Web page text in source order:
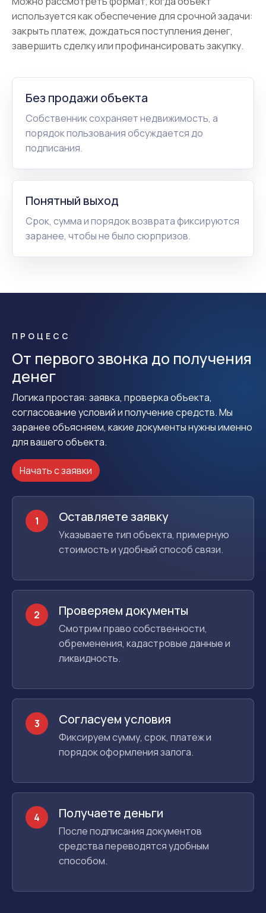
используется как обеспечение для срочной задачи:
закрыть платеж, дождаться поступления денег,
завершить сделку или профинансировать закупку.
Без продажи объекта
Собственник сохраняет недвижимость, а
порядок пользования обсуждается до
подписания.
Понятный выход
Срок, сумма и порядок возврата фиксируются
заранее, чтобы не было сюрпризов.
ПРОЦЕСС
От первого звонка до получения
денег
Логика простая: заявка, проверка объекта,
согласование условий и получение средств. Мы
заранее объясняем, какие документы нужны именно
для вашего объекта.
Начать с заявки
1 Оставляете заявку
Указываете тип объекта, примерную
стоимость и удобный способ связи.
2 Проверяем документы
Смотрим право собственности,
обременения, кадастровые данные и
ликвидность.
3 Согласуем условия
Фиксируем сумму, срок, платеж и
порядок оформления залога.
4 Получаете деньги
После подписания документов
средства переводятся удобным
способом.